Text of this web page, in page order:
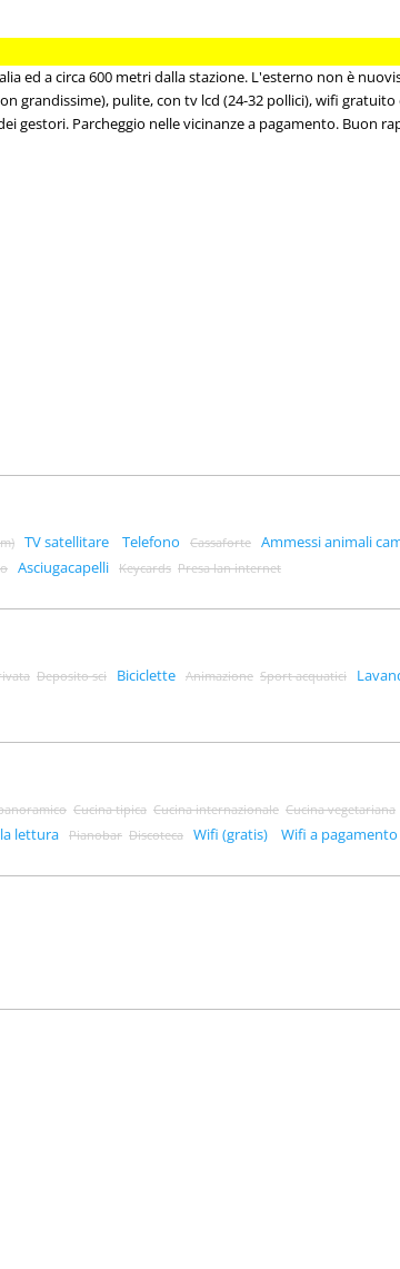
ed a circa 600 metri dalla stazione. L'esterno non è
grandissime), pulite, con tv lcd (24-32 pollici), wifi gratuito
gestori. Parcheggio nelle vicinanze a pagamento. Buon
TV satellitare Telefono Cassaforte Ammessi animali
Asciugacapelli Keycards Presa lan internet
Deposito sci Biciclette Animazione Sport acquatici
Cucina tipica Cucina internazionale Cucina vegetariana
lettura Pianobar Discoteca Wifi (gratis) Wifi a pagamento